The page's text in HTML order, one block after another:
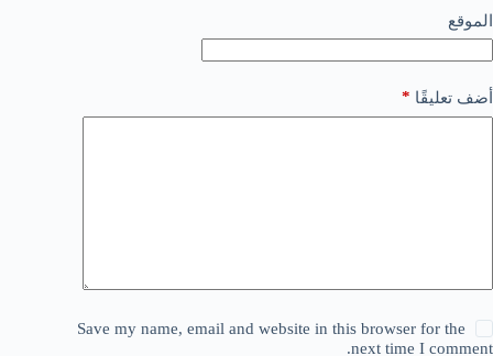
الموقع
أضف تعليقًا *
Save my name, email and website in this browser for the
next time I comment.